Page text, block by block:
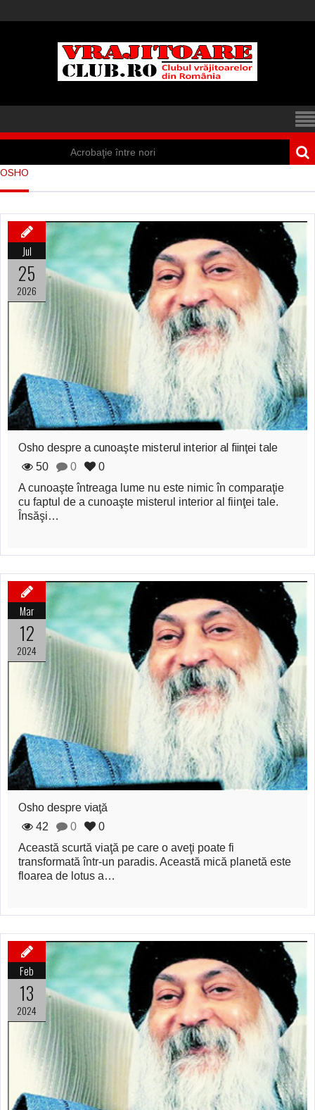
Acrobaţie între nori
Marea vânătoare
de vrăjitoare din
Suedia
Vrăjitoare
zburătoare în Mexic
Magia în Thailanda
Madona lacrimilor
din Siracusa
(Silcilia)
Uimitoarea viaţă a
Teresei Neumann
Derba, un oraş
de sfântul Petre
Vrăjitorul Merlin şi
regele Arthur
Şi-a vândut soţia
pentru un ritual de
OSHO
Jul
25
2026
Osho despre a cunoaşte misterul interior al fiinţei tale
50
0
0
A cunoaşte întreaga lume nu este nimic în comparaţie
cu faptul de a cunoaşte misterul interior al fiinţei tale.
Însăşi…
Mar
12
2024
Osho despre viaţă
42
0
0
Această scurtă viaţă pe care o aveţi poate fi
transformată într-un paradis. Această mică planetă este
floarea de lotus a…
Feb
13
2024